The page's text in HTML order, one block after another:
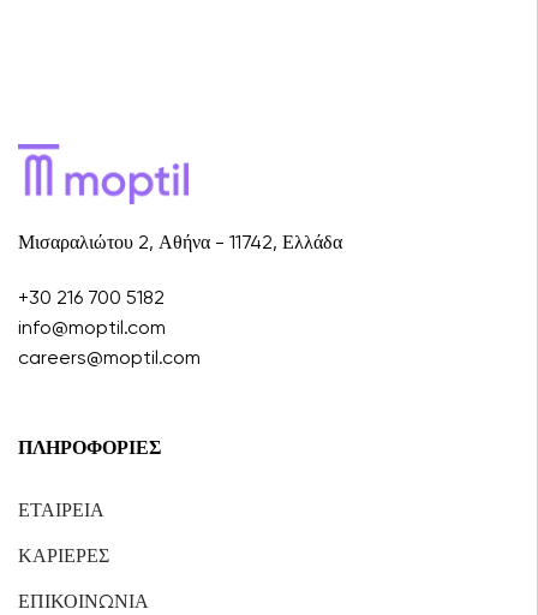
Μισαραλιώτου 2, Αθήνα - 11742, Ελλάδα
+30 216 700 5182
info@moptil.com
careers@moptil.com
ΠΛΗΡΟΦΟΡΙΕΣ
ΕΤΑΙΡΕΙΑ
ΚΑΡΙΕΡΕΣ
ΕΠΙΚΟΙΝΩΝΙΑ